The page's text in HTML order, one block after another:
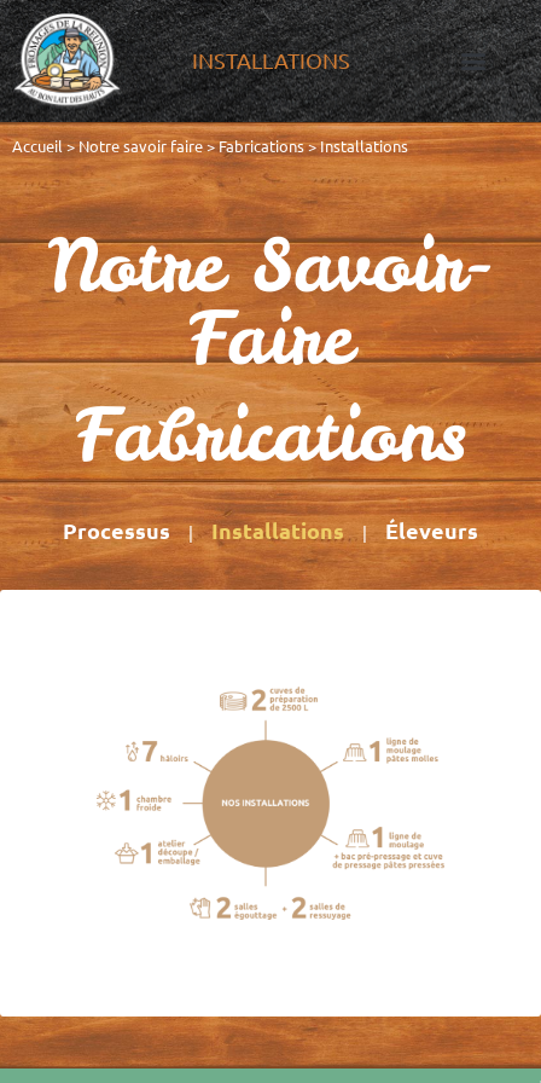
INSTALLATIONS
Accueil>Notre savoir faire>Fabrications>Installations
Notre Savoir-
Faire
Fabrications
Processus Installations Éleveurs